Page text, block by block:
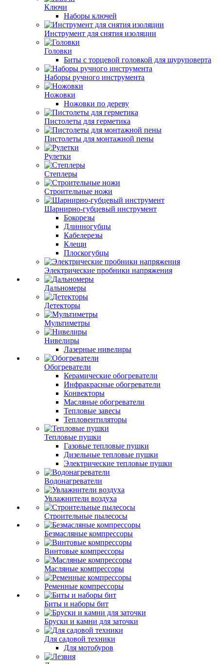
Ключи
Наборы ключей
Инструмент для снятия изоляции
Головки
Биты с торцевой головкой для шуруповерта
Наборы ручного инструмента
Ножовки
Ножовки по дереву
Пистолеты для герметика
Пистолеты для монтажной пены
Рулетки
Степлеры
Строительные ножи
Шарнирно-губцевый инструмент
Бокорезы
Длинногубцы
Кабелерезы
Клещи
Плоскогубцы
Электрические пробники напряжения
Дальномеры
Детекторы
Мультиметры
Нивелиры
Лазерные нивелиры
Обогреватели
Керамические обогреватели
Инфракрасные обогреватели
Конвекторы
Масляные обогреватели
Тепловые завесы
Тепловентиляторы
Тепловые пушки
Газовые тепловые пушки
Дизельные тепловые пушки
Электрические тепловые пушки
Водонагреватели
Увлажнители воздуха
Строительные пылесосы
Безмасляные компрессоры
Винтовые компрессоры
Масляные компрессоры
Ременные компрессоры
Биты и наборы бит
Бруски и камни для заточки
Для садовой техники
Для мотобуров